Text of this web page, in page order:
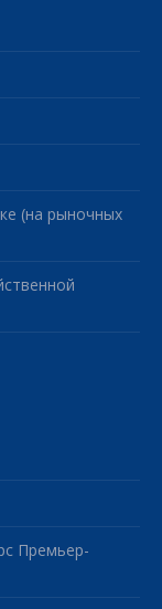
(на рыночных
Премьер-